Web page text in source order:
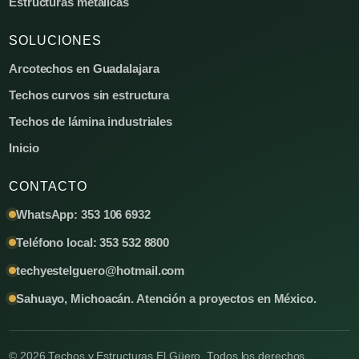
SOLUCIONES
Arcotechos en Guadalajara
Techos curvos sin estructura
Techos de lámina industriales
Inicio
CONTACTO
WhatsApp: 353 106 6932
Teléfono local: 353 532 8800
techyestelguero@hotmail.com
Sahuayo, Michoacán. Atención a proyectos en México.
© 2026 Techos y Estructuras El Güero. Todos los derechos